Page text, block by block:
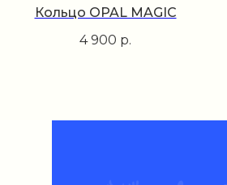
Кольцо OPAL MAGIC
4 900 р.